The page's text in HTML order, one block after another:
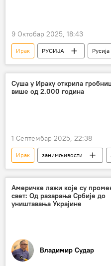
9 Октобар 2025, 18:43
Ирак РУСИЈА Русија
Лига арапских држава
Владимир Путин
Суша у Ираку открила
више од 2.000 година
1 Септембар 2025, 22:38
Ирак занимљивости
ДРУШТВО
Друштво
Америчке лажи које су
свет: Од разарања Србије до
уништавања Украјине
Владимир Судар